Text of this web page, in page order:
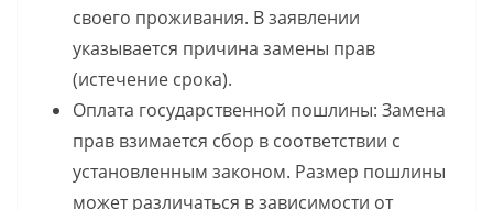
своего проживания. В заявлении
указывается причина замены прав
(истечение срока).
Оплата государственной пошлины: Замена
прав взимается сбор в соответствии с
установленным законом. Размер пошлины
может различаться в зависимости от